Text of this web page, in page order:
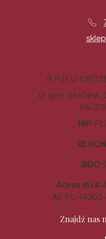
P.P.H.U.
ul. gen. Stefana
95-
NIP:
BDO:
Adres do e-
AE:PL-
Znajdź nas